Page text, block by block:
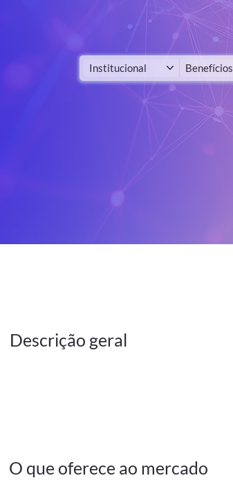
Institucional Benefícios
Descrição geral
O que oferece ao mercado